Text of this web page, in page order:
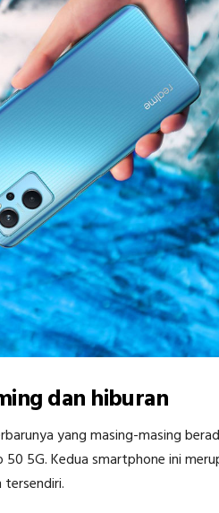
dan hiburan
yang masing-masing
5G. Kedua smartphone ini